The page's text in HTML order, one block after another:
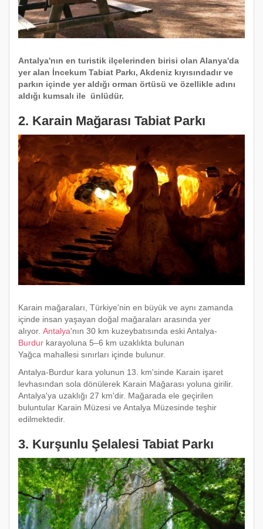
Antalya'nın en turistik ilçelerinden birisi olan Alanya'da
yer alan İncekum Tabiat Parkı, Akdeniz kıyısındadır ve
parkın içinde yer aldığı orman örtüsü ve özellikle adını
aldığı kumsalı ile ünlüdür.
2. Karain Mağarası Tabiat Parkı
Karain mağaraları, Türkiye'nin en büyük ve aynı zamanda
içinde insan yaşayan doğal mağaraları arasında yer
alıyor. Antalya'nın 30 km kuzeybatısında eski Antalya-
Burdur karayoluna 5–6 km uzaklıkta bulunan
Yağca mahallesi sınırları içinde bulunur.
Antalya-Burdur kara yolunun 13. km'sinde Karain işaret
levhasından sola dönülerek Karain Mağarası yoluna girilir.
Antalya'ya uzaklığı 27 km'dir. Mağarada ele geçirilen
buluntular Karain Müzesi ve Antalya Müzesinde teşhir
edilmektedir.
3. Kurşunlu Şelalesi Tabiat Parkı